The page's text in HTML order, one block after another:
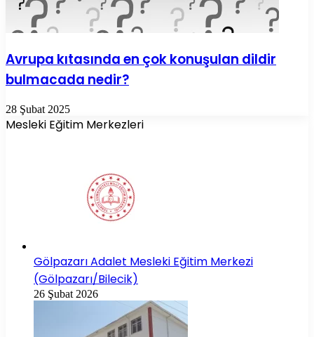
Avrupa kıtasında en çok konuşulan dildir
bulmacada nedir?
28 Şubat 2025
Mesleki Eğitim Merkezleri
Gölpazarı Adalet Mesleki Eğitim Merkezi
(Gölpazarı/Bilecik)
26 Şubat 2026